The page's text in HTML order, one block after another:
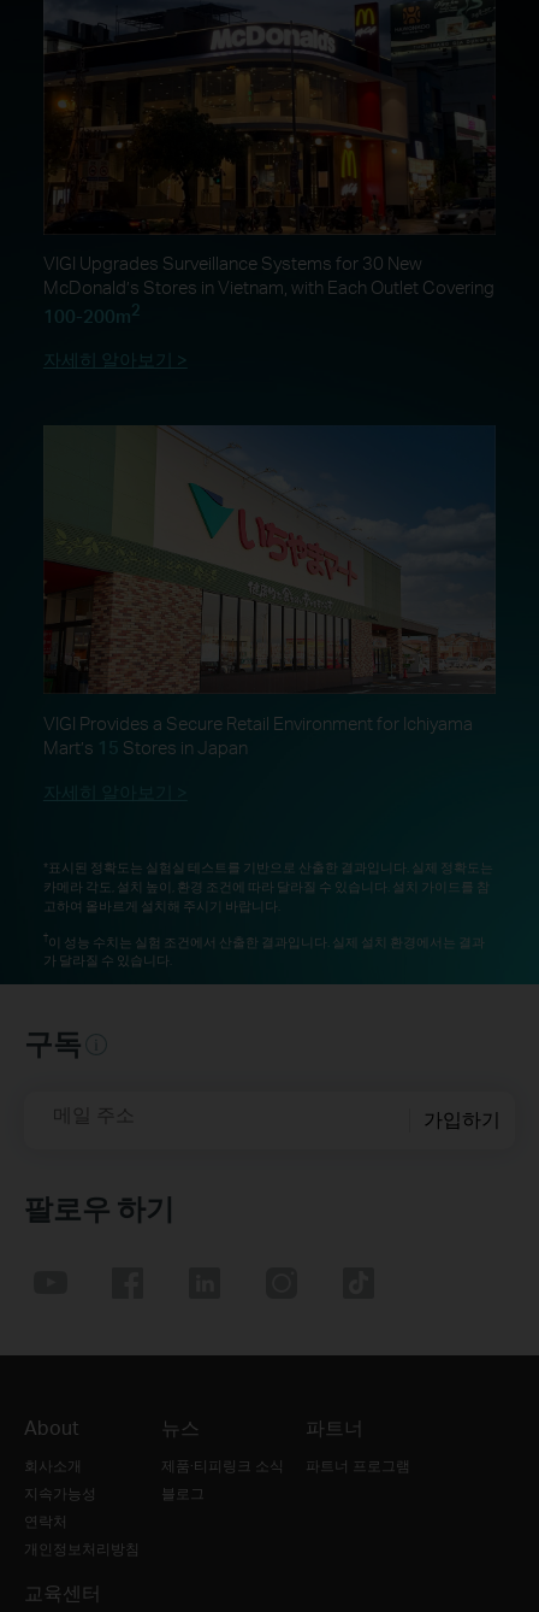
VIGI Upgrades Surveillance Systems for 30 New
McDonald’s Stores in Vietnam, with Each Outlet Covering
100-200m2
자세히 알아보기 >
VIGI Provides a Secure Retail Environment for Ichiyama
Mart’s
Stores in Japan
*표시된 정확도는 실험실 테스트를 기반으로 산출한 결과입니다. 실제 정확도는
카메라 각도, 설치 높이, 환경 조건에 따라 달라질 수 있습니다. 설치 가이드를 참
고하여 올바르게 설치해 주시기 바랍니다.
†이 성능 수치는 실험 조건에서 산출한 결과입니다. 실제 설치 환경에서는 결과
가 달라질 수 있습니다.
구독
메일 주소 가입하기
팔로우 하기
About
회사소개
지속가능성
연락처
개인정보처리방침
뉴스
제품·티피링크 소식
블로그
파트너
파트너 프로그램
교육센터